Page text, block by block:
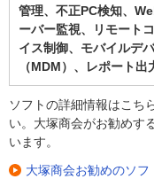
管理、不正PC検知、
ーバー監視、リモート
イス制御、モバイルデ
（MDM）、レポート出
ソフトの詳細情報はこち
い。大塚商会がお勧めす
います。
大塚商会お勧めのソ